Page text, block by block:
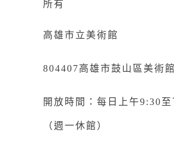
所有
高雄市立美術館
804407高雄市鼓山區美術
開放時間：每日上午9:30
（週一休館）